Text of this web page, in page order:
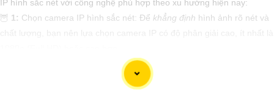
IP hình sắc nét với công nghệ phù hợp theo xu hướng hiện nay:
🦉 1: Chọn camera IP hình sắc nét: Để khẳng định hình ảnh rõ nét và
Chọn camera có công nghệ hồng ngoại: Để quan sát trong
điều kiện ánh sáng yếu hoặc ban đêm, bạn cần lựa chọn camera IP có